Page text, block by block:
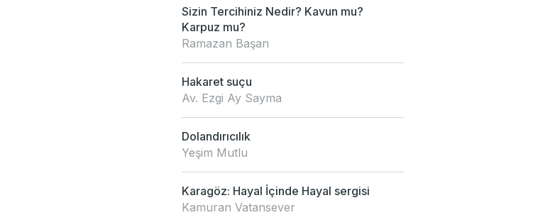
Sizin Tercihiniz Nedir? Kavun mu?
Karpuz mu?
Ramazan Başan
Hakaret suçu
Av. Ezgi Ay Sayma
Dolandırıcılık
Yeşim Mutlu
Karagöz: Hayal İçinde Hayal sergisi
Kamuran Vatansever